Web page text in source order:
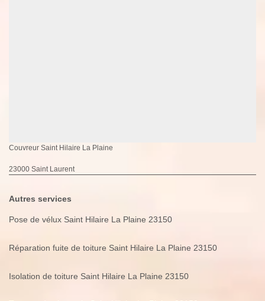
Couvreur Saint Hilaire La Plaine
23000 Saint Laurent
Autres services
Pose de vélux Saint Hilaire La Plaine 23150
Réparation fuite de toiture Saint Hilaire La Plaine 23150
Isolation de toiture Saint Hilaire La Plaine 23150